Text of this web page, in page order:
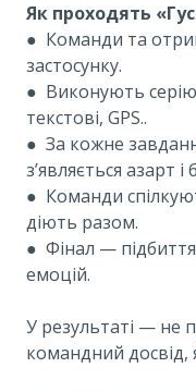
Як проходять
● Команди та
застосунку.
● Виконують
текстові, GPS..
● За кожне
з’являється азарт
● Команди
діють разом.
● Фінал —
емоцій.
У результаті — не
командний